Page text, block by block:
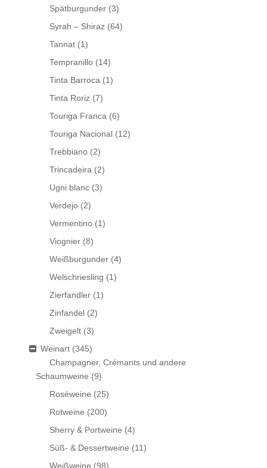
Spätburgunder (3)
Syrah – Shiraz (64)
Tannat (1)
Tempranillo (14)
Tinta Barroca (1)
Tinta Roriz (7)
Touriga Franca (6)
Touriga Nacional (12)
Trebbiano (2)
Trincadeira (2)
Ugni blanc (3)
Verdejo (2)
Vermentino (1)
Viognier (8)
Weißburgunder (4)
Welschriesling (1)
Zierfandler (1)
Zinfandel (2)
Zweigelt (3)
Weinart (345)
Champagner, Crémants und andere
Schaumweine (9)
Roséweine (25)
Rotweine (200)
Sherry & Portweine (4)
Süß- & Dessertweine (11)
Weißweine (98)